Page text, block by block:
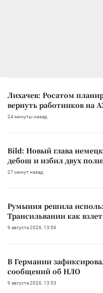
Лихачев: Росатом
вернуть работников на
24 минуты назад
Bild: Новый глава
дебош и избил двух
27 минут назад
Румыния решила
Трансильвании как
9 августа 2026, 13:56
В Германии
сообщений об НЛО
9 августа 2026, 13:53